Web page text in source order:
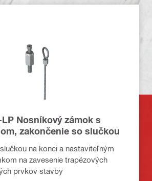
Nosníkový zámok s
zakončenie so slučkou
na konci a nastaviteľným
na zavesenie trapézových
prvkov stavby